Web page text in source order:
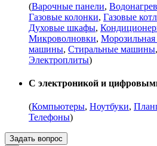
(Варочные панели,
Газовые колонки, Газовые
Духовые шкафы,
Микроволновки, Морозильная
машины, Стиральные машины,
Электроплиты)
С электроникой и
(Компьютеры, Ноутбуки,
Телефоны)
Задать вопрос